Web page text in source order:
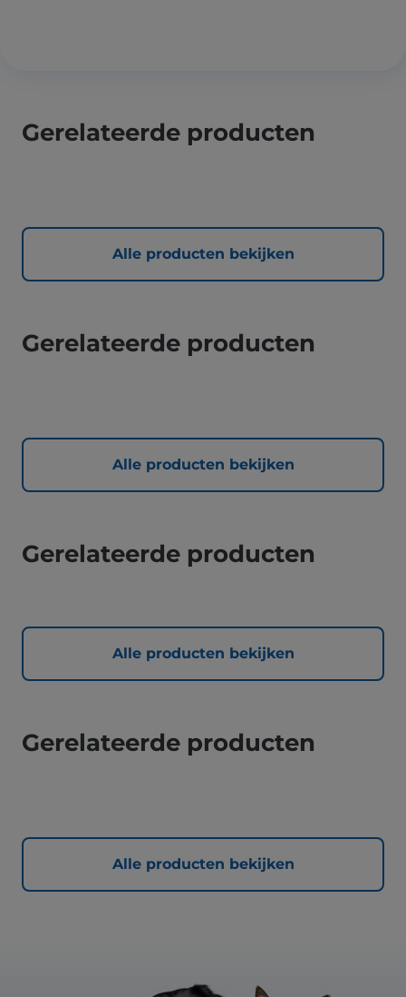
Gerelateerde producten
Alle producten bekijken
Gerelateerde producten
Alle producten bekijken
Gerelateerde producten
Alle producten bekijken
Gerelateerde producten
Alle producten bekijken